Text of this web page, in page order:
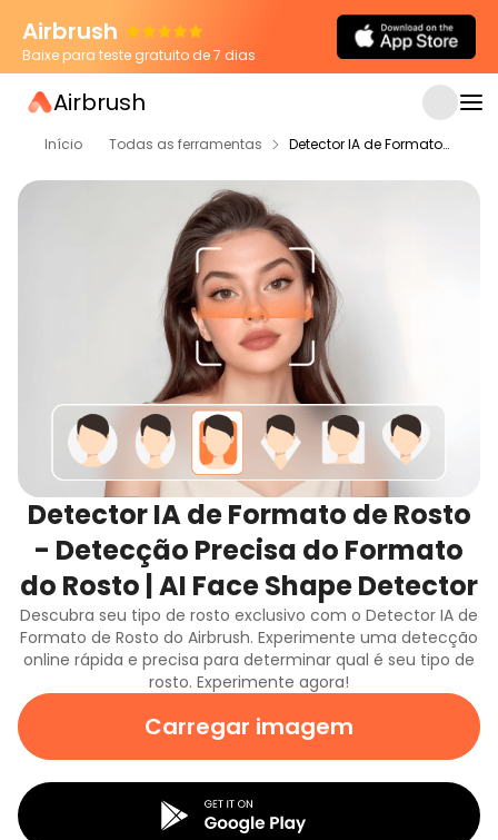
Airbrush
Baixe para teste gratuito de 7 dias
Airbrush
Início Todas as ferramentas Detector IA de Formato de Rosto
Detector IA de Formato de Rosto
- Detecção Precisa do Formato
do Rosto | AI Face Shape Detector
Descubra seu tipo de rosto exclusivo com o Detector IA de
Formato de Rosto do Airbrush. Experimente uma detecção
online rápida e precisa para determinar qual é seu tipo de
rosto. Experimente agora!
Carregar imagem